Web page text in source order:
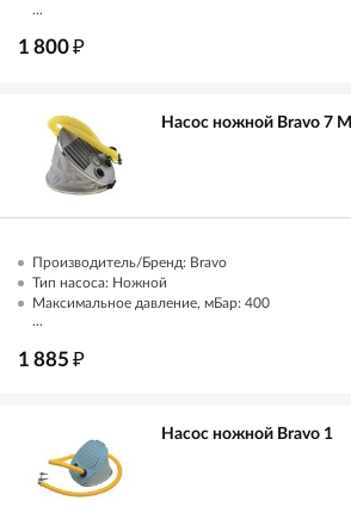
...
1 800₽
Насос ножной Bravo 7 М
Производитель/Бренд: Bravo
Тип насоса: Ножной
Максимальное давление, мБар: 400
...
1 885₽
Насос ножной Bravo 1